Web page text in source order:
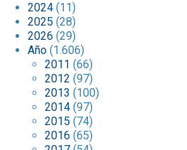
2024 (11)
2025 (28)
2026 (29)
Año (1.606)
2011 (66)
2012 (97)
2013 (100)
2014 (97)
2015 (74)
2016 (65)